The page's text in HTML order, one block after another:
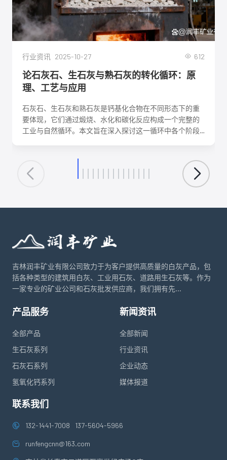
行业资讯 2025-10-27 612
论石灰石、生石灰与熟石灰的转化循环：原
理、工艺与应用
石灰石、生石灰和熟石灰是钙基化合物在不同形态下的重
要体现，它们通过煅烧、水化和碳化反应构成一个完整的
工业与自然循环。本文旨在深入探讨这一循环中各个阶段
优化生产工艺、降低能耗、实现资源可持续利用具有重要
意义。
吉林润丰矿业有限公司致力于为客户提供高质量的白灰产品，包
括各种类型的建筑用白灰、工业用石灰、道路用生石灰等。作为
一家专业的矿业公司和石灰批发供应商，我们拥有先...
产品服务
全部产品
生石灰系列
石灰石系列
氢氧化钙系列
新闻资讯
全部新闻
行业资讯
企业动态
媒体报道
联系我们
132-1441-7008 137-5604-5966
runfengcnn@163.com